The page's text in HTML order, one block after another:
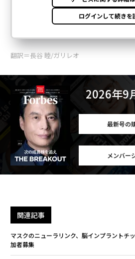
翻訳＝長谷 睦/ガリレオ
2026年9
最新号の
メンバー
関連記事
マスクのニューラリンク、脳インプラントチ
加者募集